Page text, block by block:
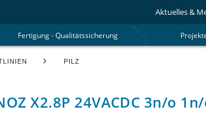
Aktuelles &
Fertigung - Qualitätssicherung
PILZ
X2.8P 24VACDC 3n/o